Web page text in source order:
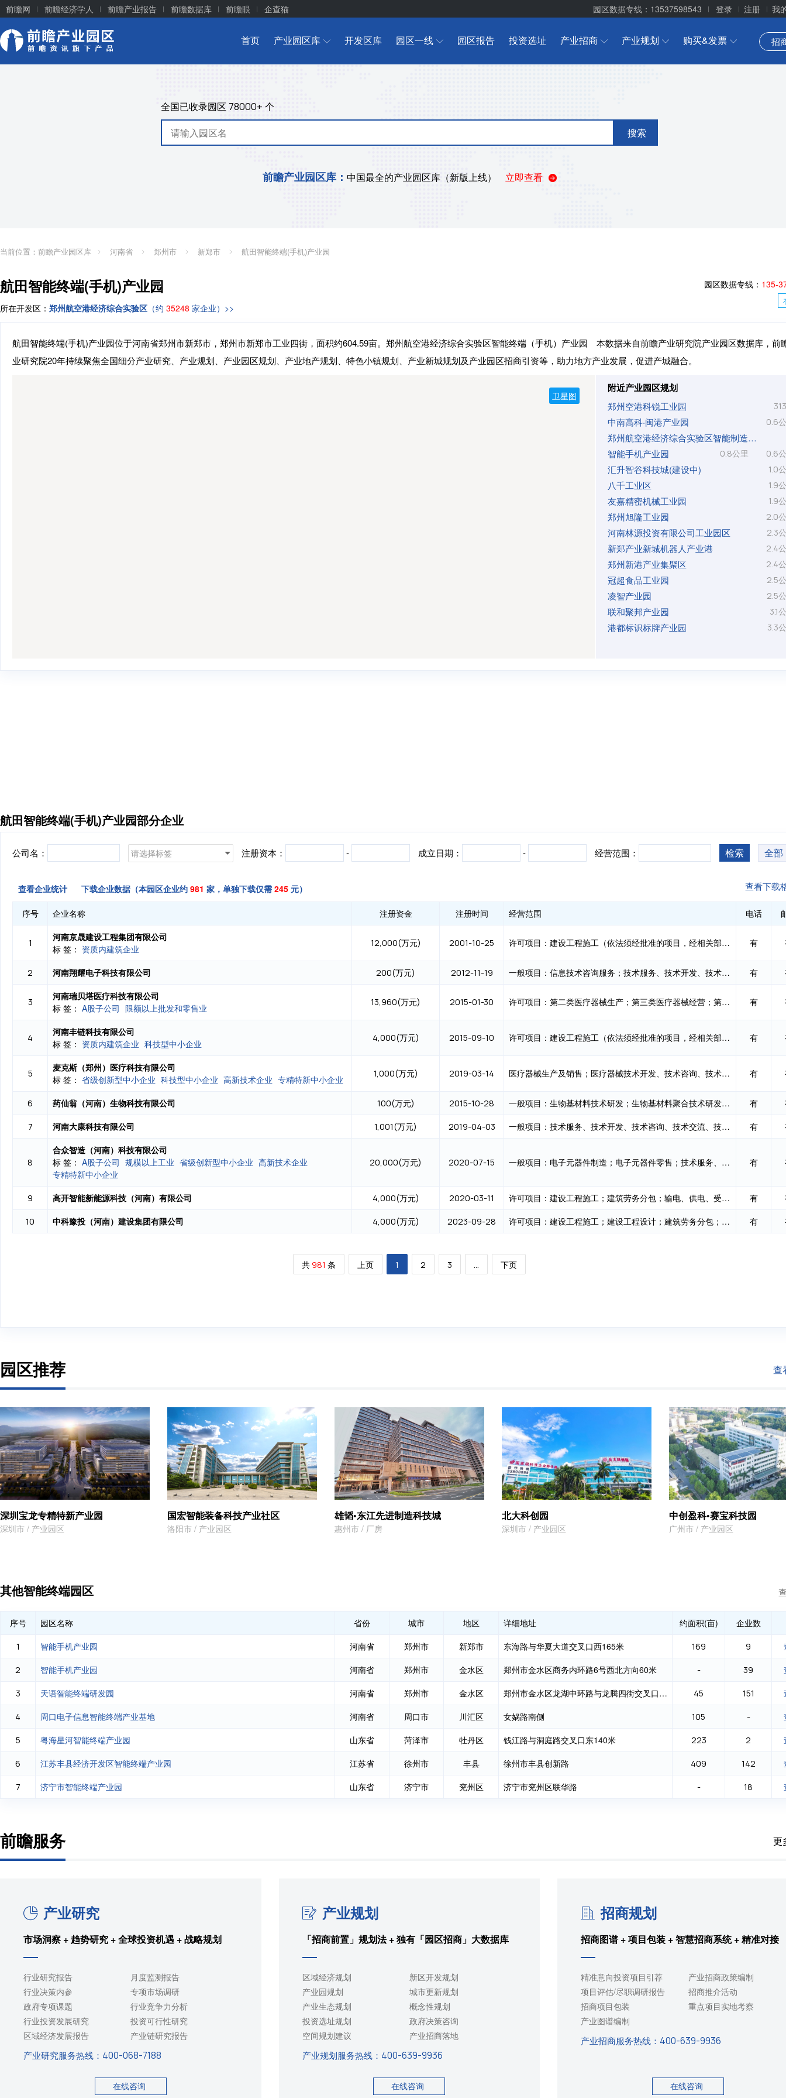
前瞻网 前瞻经济学人 前瞻产业报告 前瞻数据库 前瞻眼 企查猫 园区数据专线：13537598543 登录 注册 我
首页 产业园区库 开发区库 园区一线 园区报告 投资选址 产业招商 产业规划 购买&发票 招
全国已收录园区 78000+ 个
搜索
前瞻产业园区库： 中国最全的产业园区库（新版上线） 立即查看
当前位置： 前瞻产业园区库 河南省 郑州市 新郑市 航田智能终端(手机)产业园
航田智能终端(手机)产业园
所在开发区： 郑州航空港经济综合实验区 （约 35248 家企业）>>
园区数据专线： 135-
航田智能终端(手机)产业园位于河南省郑州市新郑市，郑州市新郑市工业四街，面积约604.59亩。郑州航空港经济综合实验区智能终端（手机）产业园 本数据来自前瞻产业研究院产业园区数据库，前
业研究院20年持续聚焦全国细分产业研究、产业规划、产业园区规划、产业地产规划、特色小镇规划、产业新城规划及产业园区招商引资等，助力地方产业发展，促进产城融合。
附近产业园区规划
郑州空港科锐工业园
中南高科·闽港产业园 0.6
郑州航空港经济综合实验区智能制造产业园
0.6
智能手机产业园 0.8公里
汇升智谷科技城(建设中) 1.0
八千工业区 1.9
友嘉精密机械工业园 1.9
郑州旭隆工业园 2.0
河南林源投资有限公司工业园区 2.3
新郑产业新城机器人产业港 2.4
郑州新港产业集聚区 2.4
冠超食品工业园 2.5
凌智产业园 2.5
联和聚邦产业园 3.1
港都标识标牌产业园 3.3
航田智能终端(手机)产业园部分企业
公司名： 请选择标签 注册资本： - 成立日期： - 经营范围： 检索 全部
查看企业统计 下载企业数据（本园区企业约 981 家，单独下载仅需 245 元） 查看下载
序号 企业名称 注册资金 注册时间 经营范围 电话
1
河南京晟建设工程集团有限公司
标 签： 资质内建筑企业
12,000(万元) 2001-10-25 许可项目：建设工程施工（依法须经批准的项目，经相关部门批准后方可开展经营活动，具体经营项目以... 有
2 河南翔耀电子科技有限公司 200(万元) 2012-11-19 一般项目：信息技术咨询服务；技术服务、技术开发、技术咨询、技术交流、技术转让、技术推广；软件... 有
3
河南瑞贝塔医疗科技有限公司
标 签： A股子公司 限额以上批发和零售业
13,960(万元) 2015-01-30 许可项目：第二类医疗器械生产；第三类医疗器械经营；第三类医疗器械租赁（依法须经批准的项目，经... 有
4
河南丰链科技有限公司
标 签： 资质内建筑企业 科技型中小企业
4,000(万元) 2015-09-10 许可项目：建设工程施工（依法须经批准的项目，经相关部门批准后方可开展经营活动，具体经营项目以... 有
5
麦克斯（郑州）医疗科技有限公司
标 签： 省级创新型中小企业 科技型中小企业 高新技术企业 专精特新中小企业
1,000(万元) 2019-03-14 医疗器械生产及销售；医疗器械技术开发、技术咨询、技术转让、技术服务；计算机软硬件的开发及销售... 有
6 药仙翁（河南）生物科技有限公司 100(万元) 2015-10-28 一般项目：生物基材料技术研发；生物基材料聚合技术研发；生物化工产品技术研发；生物质能技术服务... 有
7 河南大康科技有限公司 1,001(万元) 2019-04-03 一般项目：技术服务、技术开发、技术咨询、技术交流、技术转让、技术推广；信息系统集成服务；信息... 有
8
合众智造（河南）科技有限公司
标 签： A股子公司 规模以上工业 省级创新型中小企业 高新技术企业
专精特新中小企业
20,000(万元) 2020-07-15 一般项目：电子元器件制造；电子元器件零售；技术服务、技术开发、技术咨询、技术交流、技术转让、... 有
9 高开智能新能源科技（河南）有限公司 4,000(万元) 2020-03-11 许可项目：建设工程施工；建筑劳务分包；输电、供电、受电电力设施的安装、维修和试验；路基路面养... 有
10 中科豫投（河南）建设集团有限公司 4,000(万元) 2023-09-28 许可项目：建设工程施工；建设工程设计；建筑劳务分包；水利工程建设监理；建设工程质量检测；建设... 有
共981 条 上页 1 2 3 ... 下页
园区推荐 查
深圳宝龙专精特新产业园
深圳市 / 产业园区
国宏智能装备科技产业社区
洛阳市 / 产业园区
雄韬•东江先进制造科技城
惠州市 / 厂房
北大科创园
深圳市 / 产业园区
中创盈科•赛宝科技园
广州市 / 产业园区
其他智能终端园区
序号 园区名称 省份 城市 地区 详细地址 约面积(亩) 企业数
1 智能手机产业园 河南省 郑州市 新郑市 东海路与华夏大道交叉口西165米 169 9
2 智能手机产业园 河南省 郑州市 金水区 郑州市金水区商务内环路6号西北方向60米 - 39
3 天语智能终端研发园 河南省 郑州市 金水区 郑州市金水区龙湖中环路与龙腾四街交叉口东50米 45 151
4 周口电子信息智能终端产业基地 河南省 周口市 川汇区 女娲路南侧 105 -
5 粤海星河智能终端产业园 山东省 菏泽市 牡丹区 钱江路与洞庭路交叉口东140米 223 2
6 江苏丰县经济开发区智能终端产业园 江苏省 徐州市 丰县 徐州市丰县创新路 409 142
7 济宁市智能终端产业园 山东省 济宁市 兖州区 济宁市兖州区联华路 - 18
前瞻服务 更
产业研究
市场洞察 + 趋势研究 + 全球投资机遇 + 战略规划
行业研究报告
月度监测报告
行业决策内参
专项市场调研
政府专项课题
行业竞争力分析
行业投资发展研究
投资可行性研究
区域经济发展报告
产业链研究报告
产业研究服务热线： 400-068-7188
在线咨询
产业规划
「招商前置」规划法 + 独有「园区招商」大数据库
区域经济规划
新区开发规划
产业园规划
城市更新规划
产业生态规划
概念性规划
投资选址规划
政府决策咨询
空间规划建议
产业招商落地
产业规划服务热线： 400-639-9936
在线咨询
招商规划
招商图谱 + 项目包装 + 智慧招商系统 + 精准对接
精准意向投资项目引荐
产业招商政策编制
项目评估/尽职调研报告
招商推介活动
招商项目包装
重点项目实地考察
产业图谱编制
产业招商服务热线： 400-639-9936
在线咨询